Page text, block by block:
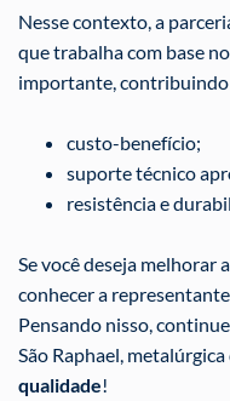
Nesse contexto, a
que trabalha com base
importante, contribuindo
custo-benefício;
suporte técnico
resistência e
Se você deseja melhorar
conhecer a
Pensando nisso,
São Raphael,
qualidade!